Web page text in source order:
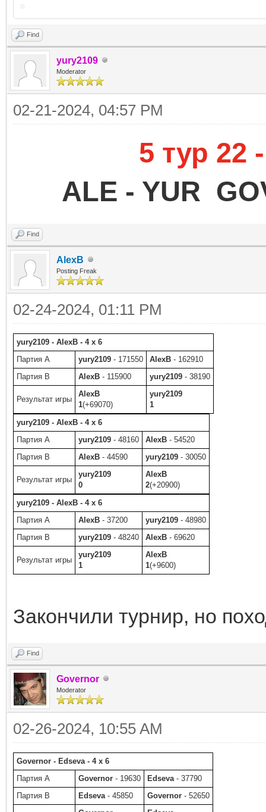
Find
yury2109
Moderator
02-21-2024, 04:57 PM
5 тур 22
ALE - YUR
Find
AlexB
Posting Freak
02-24-2024, 01:11 PM
yury2109 - AlexB - 4 x 6
Партия A
yury2109 - 171550 AlexB - 162910
Партия B
AlexB - 115900 yury2109 - 38190
Результат игры
AlexB
1(+69070)
yury2109
1
yury2109 - AlexB - 4 x 6
Партия A
yury2109 - 48160 AlexB - 54520
Партия B
AlexB - 44590 yury2109 - 30050
Результат игры
yury2109
0
AlexB
2(+20900)
yury2109 - AlexB - 4 x 6
Партия A
AlexB - 37200 yury2109 - 48980
Партия B
yury2109 - 48240 AlexB - 69620
Результат игры
yury2109
1
AlexB
1(+9600)
Закончили турнир, но
Find
Governor
Moderator
02-26-2024, 10:55 AM
Governor - Edseva - 4 x 6
Партия A
Governor - 19630 Edseva - 37790
Партия B
Edseva - 45850 Governor - 52650